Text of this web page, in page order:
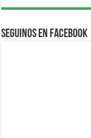
Seguinos en Facebook